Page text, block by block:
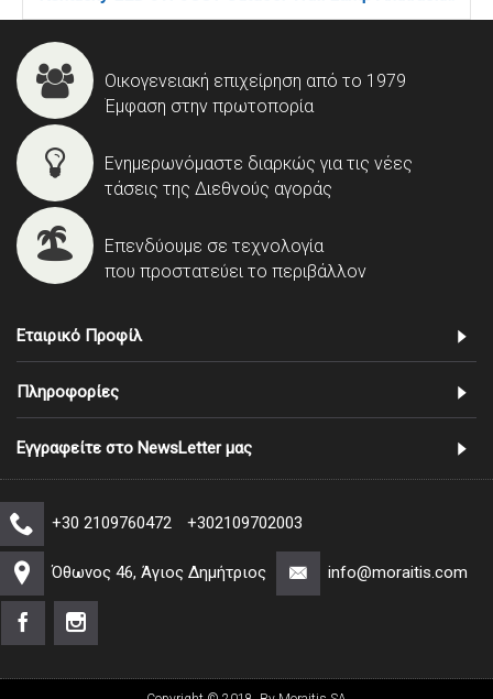
Οικογενειακή επιχείρηση από το 1979
Έμφαση στην πρωτοπορία
Ενημερωνόμαστε διαρκώς για τις νέες
τάσεις της Διεθνούς αγοράς
Επενδύουμε σε τεχνολογία
που προστατεύει το περιβάλλον
Εταιρικό Προφίλ
Πληροφορίες
Εγγραφείτε στο NewsLetter μας
+30 2109760472 +302109702003
Όθωνος 46, Άγιος Δημήτριος info@moraitis.com